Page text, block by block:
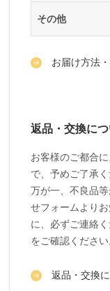
その他
お届け方法
返品・交換に
お客様のご都合
で、予めご了承く
万が一、不良品
せフォームより
に、必ずご連絡
をご確認ください
返品・交換